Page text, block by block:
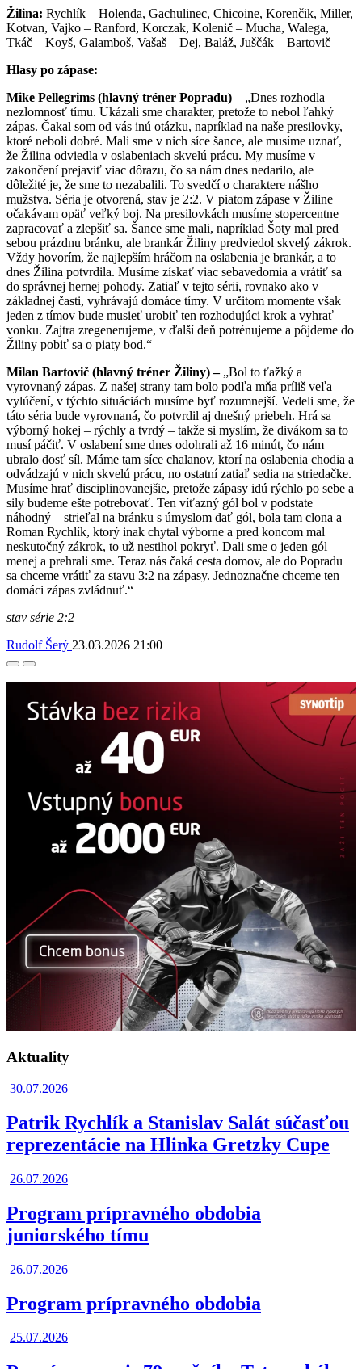
Žilina: Rychlík – Holenda, Gachulinec, Chicoine, Korenčik, Miller,
Kotvan, Vajko – Ranford, Korczak, Kolenič – Mucha, Walega,
Tkáč – Koyš, Galamboš, Vašaš – Dej, Baláž, Juščák – Bartovič
Hlasy po zápase:
Mike Pellegrims (hlavný tréner Popradu) – „Dnes rozhodla
nezlomnosť tímu. Ukázali sme charakter, pretože to nebol ľahký
zápas. Čakal som od vás inú otázku, napríklad na naše presilovky,
ktoré neboli dobré. Mali sme v nich síce šance, ale musíme uznať,
že Žilina odviedla v oslabeniach skvelú prácu. My musíme v
zakončení prejaviť viac dôrazu, čo sa nám dnes nedarilo, ale
dôležité je, že sme to nezabalili. To svedčí o charaktere nášho
mužstva. Séria je otvorená, stav je 2:2. V piatom zápase v Žiline
očakávam opäť veľký boj. Na presilovkách musíme stopercentne
zapracovať a zlepšiť sa. Šance sme mali, napríklad Šoty mal pred
sebou prázdnu bránku, ale brankár Žiliny predviedol skvelý zákrok.
Vždy hovorím, že najlepším hráčom na oslabenia je brankár, a to
dnes Žilina potvrdila. Musíme získať viac sebavedomia a vrátiť sa
do správnej hernej pohody. Zatiaľ v tejto sérii, rovnako ako v
základnej časti, vyhrávajú domáce tímy. V určitom momente však
jeden z tímov bude musieť urobiť ten rozhodujúci krok a vyhrať
vonku. Zajtra zregenerujeme, v ďalší deň potrénujeme a pôjdeme do
Žiliny pobiť sa o piaty bod.“
Milan Bartovič (hlavný tréner Žiliny) – „Bol to ťažký a
vyrovnaný zápas. Z našej strany tam bolo podľa mňa príliš veľa
vylúčení, v týchto situáciách musíme byť rozumnejší. Vedeli sme, že
táto séria bude vyrovnaná, čo potvrdil aj dnešný priebeh. Hrá sa
výborný hokej – rýchly a tvrdý – takže si myslím, že divákom sa to
musí páčiť. V oslabení sme dnes odohrali až 16 minút, čo nám
ubralo dosť síl. Máme tam síce chalanov, ktorí na oslabenia chodia a
odvádzajú v nich skvelú prácu, no ostatní zatiaľ sedia na striedačke.
Musíme hrať disciplinovanejšie, pretože zápasy idú rýchlo po sebe a
sily budeme ešte potrebovať. Ten víťazný gól bol v podstate
náhodný – strieľal na bránku s úmyslom dať gól, bola tam clona a
Roman Rychlík, ktorý inak chytal výborne a pred koncom mal
neskutočný zákrok, to už nestihol pokryť. Dali sme o jeden gól
menej a prehrali sme. Teraz nás čaká cesta domov, ale do Popradu
sa chceme vrátiť za stavu 3:2 na zápasy. Jednoznačne chceme ten
domáci zápas zvládnuť.“
stav série 2:2
Rudolf Šerý 23.03.2026 21:00
Facebook
Twitter
Aktuality
30.07.2026
Patrik Rychlík a Stanislav Salát súčasťou
reprezentácie na Hlinka Gretzky Cupe
26.07.2026
Program prípravného obdobia
juniorského tímu
26.07.2026
Program prípravného obdobia
25.07.2026